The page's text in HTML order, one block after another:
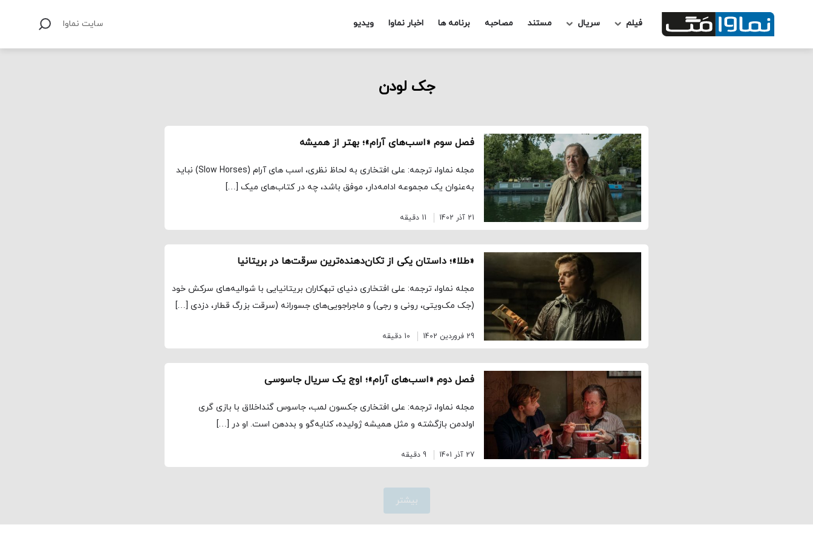
فیلم سریال مستند مصاحبه برنامه ها اخبار نماوا ویدیو سایت نماوا
جک لودن
فصل سوم «اسب‌های آرام»؛ بهتر از همیشه
مجله نماوا، ترجمه: علی افتخاری به لحاظ نظری، اسب‌ های آرام (Slow Horses) نباید
به‌عنوان یک مجموعه ادامه‌دار، موفق باشد، چه در کتاب‌های میک […]
21 آذر 1402 11 دقیقه
«طلا»؛ داستان یکی از تکان‌دهنده‌ترین سرقت‌ها در بریتانیا
مجله نماوا، ترجمه: علی افتخاری دنیای تبهکاران بریتانیایی با شوالیه‌های سرکش خود
(جک مک‌ویتی، رونی و رجی) و ماجراجویی‌های جسورانه (سرقت بزرگ قطار، دزدی […]
29 فروردین 1402 10 دقیقه
فصل دوم «اسب‌های آرام»؛ اوج یک سریال جاسوسی
مجله نماوا، ترجمه: علی افتخاری جکسون لمب، جاسوس گنداخلاق با بازی گری
اولدمن بازگشته و مثل همیشه ژولیده، کنایه‌گو و بددهن است. او در […]
27 آذر 1401 9 دقیقه
بیشتر